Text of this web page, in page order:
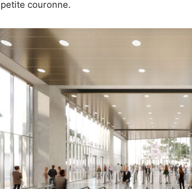
couronne.